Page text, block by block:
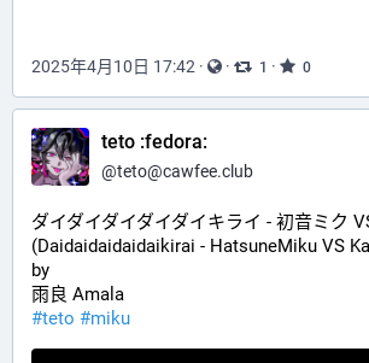
2025年4月10日 17:42 · · 1 · 0
teto :fedora:
@teto@cawfee.club
ダイダイダイダイダイキライ - 初音ミク
(Daidaidaidaidaikirai - HatsuneMiku VS
by
雨良 Amala
#teto #miku